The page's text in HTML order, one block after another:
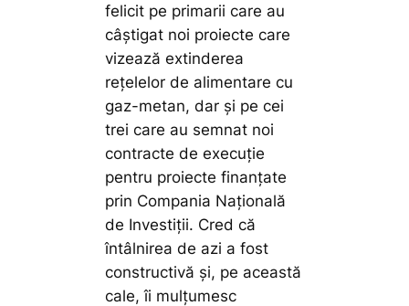
felicit pe primarii care au
câștigat noi proiecte care
vizează extinderea
rețelelor de alimentare cu
gaz-metan, dar și pe cei
trei care au semnat noi
contracte de execuție
pentru proiecte finanțate
prin Compania Națională
de Investiții. Cred că
întâlnirea de azi a fost
constructivă și, pe această
cale, îi mulțumesc